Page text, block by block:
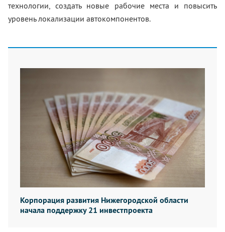
технологии, создать новые рабочие места и повысить
уровень локализации автокомпонентов.
Корпорация развития Нижегородской области
начала поддержку 21 инвестпроекта